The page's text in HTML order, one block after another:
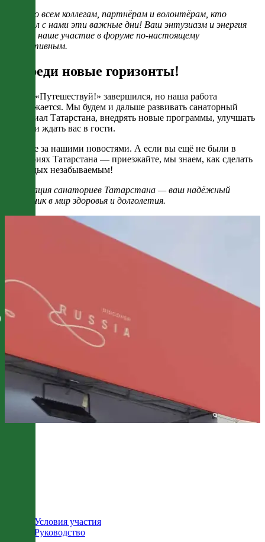
Спасибо всем коллегам, партнёрам и волонтёрам, кто
разделил с нами эти важные дни! Ваш энтузиазм и энергия
сделали наше участие в форуме по-настоящему
продуктивным.
Впереди новые горизонты!
Форум «Путешествуй!» завершился, но наша работа
продолжается. Мы будем и дальше развивать санаторный
потенциал Татарстана, внедрять новые программы, улучшать
сервис и ждать вас в гости.
Следите за нашими новостями. А если вы ещё не были в
санаториях Татарстана — приезжайте, мы знаем, как сделать
ваш отдых незабываемым!
Ассоциация санаториев Татарстана — ваш надёжный
проводник в мир здоровья и долголетия.
Условия участия
Руководство